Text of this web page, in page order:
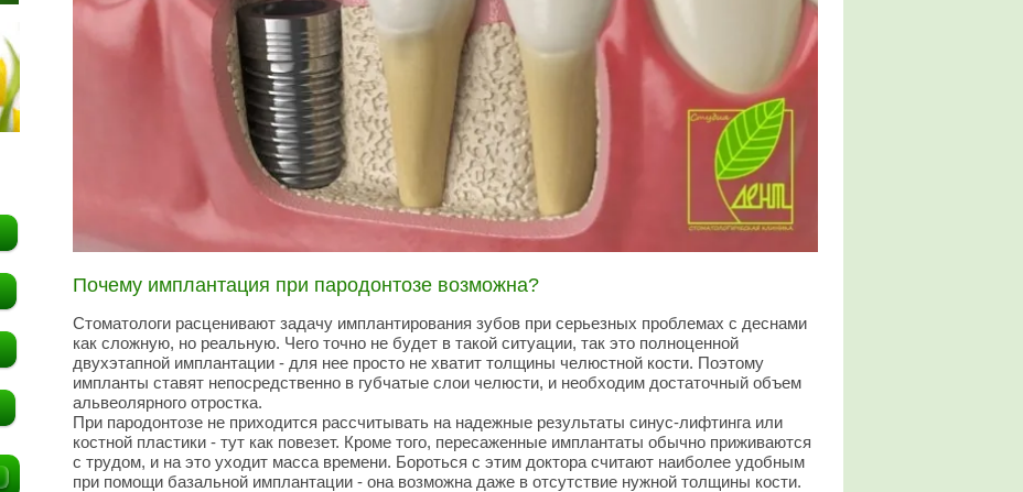
Почему имплантация при пародонтозе возможна?
Стоматологи расценивают задачу имплантирования зубов при серьезных проблемах с деснами
как сложную, но реальную. Чего точно не будет в такой ситуации, так это полноценной
двухэтапной имплантации - для нее просто не хватит толщины челюстной кости. Поэтому
импланты ставят непосредственно в губчатые слои челюсти, и необходим достаточный объем
альвеолярного отростка.
При пародонтозе не приходится рассчитывать на надежные результаты синус-лифтинга или
костной пластики - тут как повезет. Кроме того, пересаженные имплантаты обычно приживаются
с трудом, и на это уходит масса времени. Бороться с этим доктора считают наиболее удобным
при помощи базальной имплантации - она возможна даже в отсутствие нужной толщины кости.